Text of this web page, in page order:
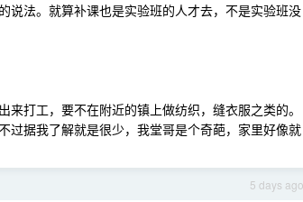
说法。就算补课也是实验班的人才去，不是实验班没
打工，要不在附近的镇上做纺织，缝衣服之类的。
过据我了解就是很少，我堂哥是个奇葩，家里好像就
5 days ago